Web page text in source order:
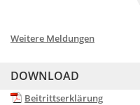
Weitere Meldungen
DOWNLOAD
Beitrittserklärung